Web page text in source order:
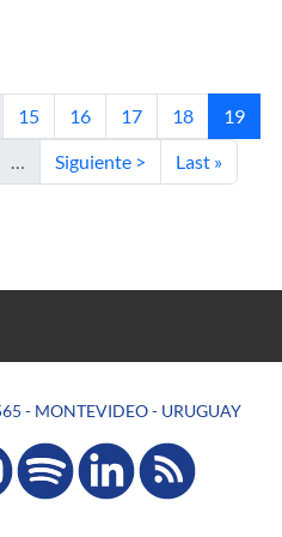
examples without saddles.
Cantor sets under the
method: Simple error
Página
15 Página
16 Página
17 Página
18
19
… Siguiente página
Siguiente > Última
Last »
- MONTEVIDEO - URUGUAY